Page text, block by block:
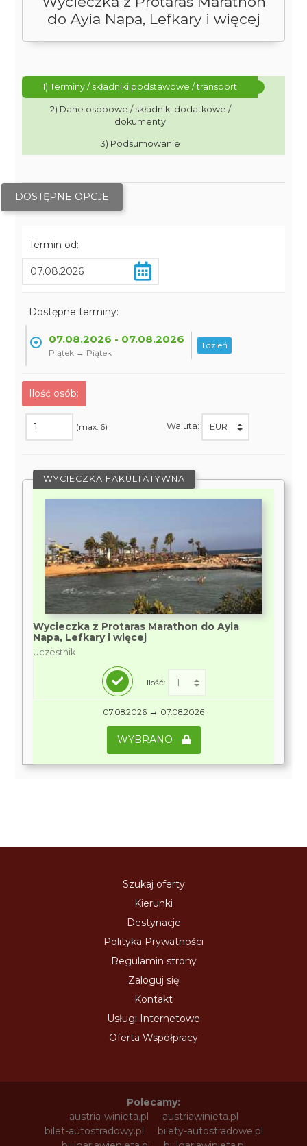
do Ayia Napa, Lefkary i więcej
1) Terminy / składniki podstawowe / transport
2) Dane osobowe / składniki dodatkowe /
dokumenty
3) Podsumowanie
DOSTĘPNE OPCJE
Termin od:
Dostępne terminy:
07.08.2026 - 07.08.2026
Piątek → Piątek
1 dzień
Ilość osób:
(max. 6) Waluta:
WYCIECZKA FAKULTATYWNA
Wycieczka z Protaras Marathon do Ayia
Napa, Lefkary i więcej
Uczestnik
Ilość:
07.08.2026 → 07.08.2026
WYBRANO
Szukaj oferty
Kierunki
Destynacje
Polityka Prywatności
Regulamin strony
Zaloguj się
Kontakt
Usługi Internetowe
Oferta Współpracy
Polecamy:
austria-winieta.pl
austriawinieta.pl
bilet-autostradowy.pl
bilety-autostradowe.pl